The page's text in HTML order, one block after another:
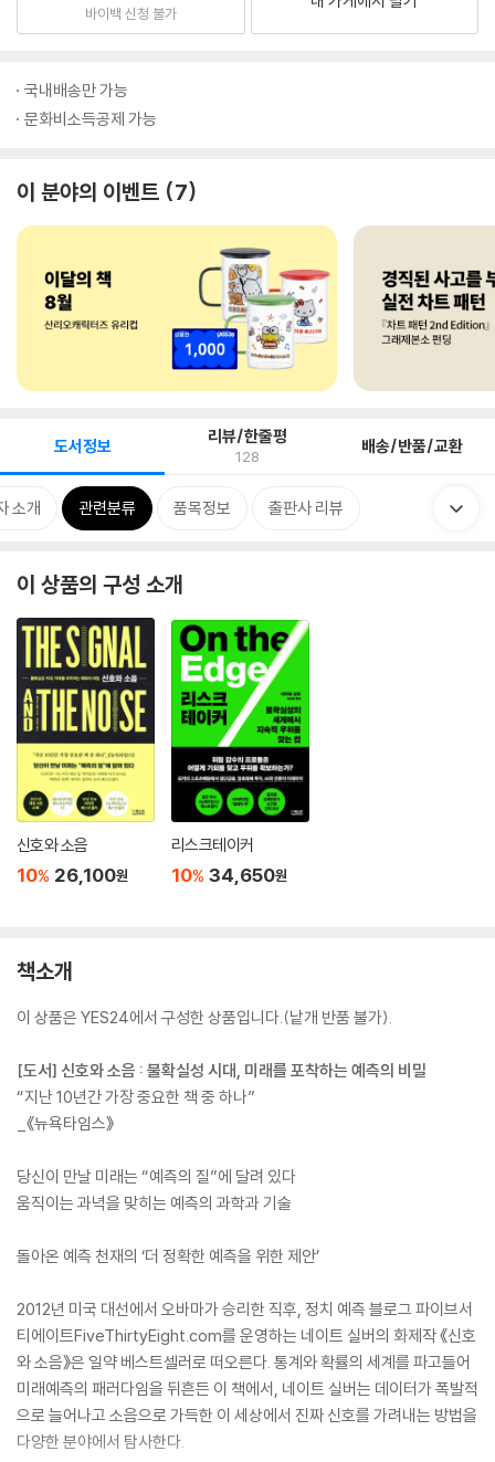
바이백 신청 불가
국내배송만 가능
문화비소득공제 가능
이 분야의 이벤트 7
도서정보 리뷰/한줄평
128 배송/반품/교환
소개 관련분류 품목정보 출판사 리뷰
이 상품의 구성 소개
신호와 소음
10% 26,100원
리스크테이커
10% 34,650원
책소개
이 상품은 YES24에서 구성한 상품입니다.(낱개 반품 불가).
[도서] 신호와 소음 : 불확실성 시대, 미래를 포착하는 예측의 비밀
“지난 10년간 가장 중요한 책 중 하나”
_《뉴욕타임스》
당신이 만날 미래는 “예측의 질”에 달려 있다
움직이는 과녁을 맞히는 예측의 과학과 기술
돌아온 예측 천재의 ‘더 정확한 예측을 위한 제안’
2012년 미국 대선에서 오바마가 승리한 직후, 정치 예측 블로그 파이브서
티에이트FiveThirtyEight.com를 운영하는 네이트 실버의 화제작 《신호
와 소음》은 일약 베스트셀러로 떠오른다. 통계와 확률의 세계를 파고들어
미래예측의 패러다임을 뒤흔든 이 책에서, 네이트 실버는 데이터가 폭발적
으로 늘어나고 소음으로 가득한 이 세상에서 진짜 신호를 가려내는 방법을
다양한 분야에서 탐사한다.